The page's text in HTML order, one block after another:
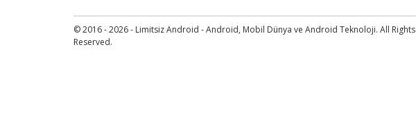
© 2016 - 2026 - Limitsiz Android - Android, Mobil Dünya ve Android Teknoloji. All Rights
Reserved.